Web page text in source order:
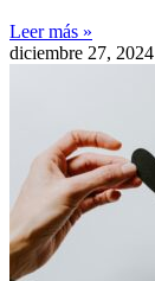
Leer más »
diciembre 27, 2024